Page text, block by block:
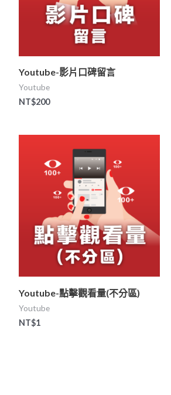
Youtube-影片口碑留言
Youtube
NT$200
Youtube-點擊觀看量(不分區)
Youtube
NT$1